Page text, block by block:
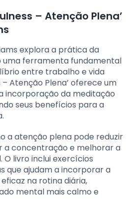
– Atenção Plena’
explora a prática da
ferramenta fundamental
entre trabalho e vida
– Atenção Plena’ oferece um
incorporação da meditação
seus benefícios para a
a atenção plena pode reduzir
a concentração e melhorar a
O livro inclui exercícios
que ajudam a incorporar a
na rotina diária,
mental mais calmo e